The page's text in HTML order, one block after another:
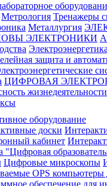
Метрология Тренажеры
Металлургия
ЭЛЕКТРОНИКИ
Электроэнергетика
защита и
ЦИФРОВАЯ
жизнедеятельности
оборудование
доски
кабинет
"Цифровая
Цифровые микроскопы
OPS компьютеры
обеспечение для